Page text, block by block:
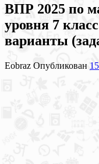
ВПР 2025 по
уровня 7
варианты
Eobraz Опубликован